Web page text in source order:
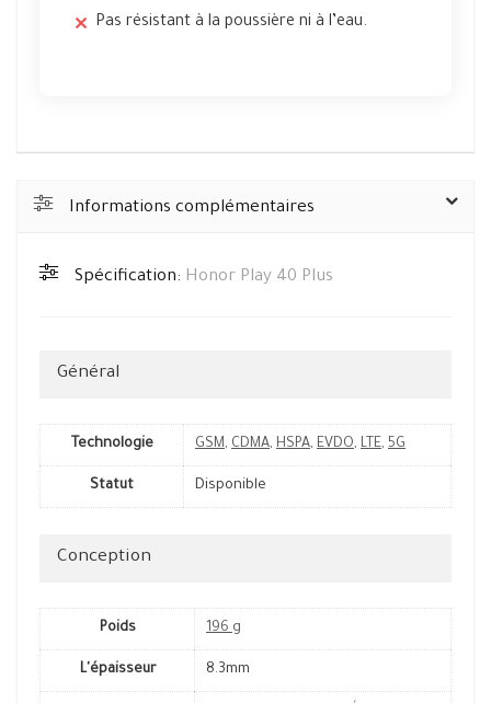
Pas résistant à la poussière ni à l’eau.
Informations complémentaires
Spécification: Honor Play 40 Plus
Général
Technologie GSM, CDMA, HSPA, EVDO, LTE, 5G
Statut Disponible
Conception
Poids 196 g
L'épaisseur 8.3mm